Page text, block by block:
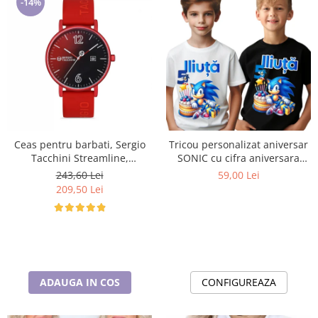
Ceas pentru barbati, Sergio
Tacchini Streamline,
ST.1.10116.1
243,60 Lei
209,50 Lei
ADAUGA IN COS
Tricou personalizat aniversar
SONIC cu cifra aniversara
TAS101
59,00 Lei
CONFIGUREAZA